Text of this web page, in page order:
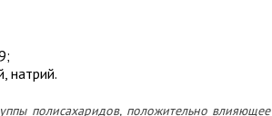
натрий.
полисахаридов, положительно влияющее